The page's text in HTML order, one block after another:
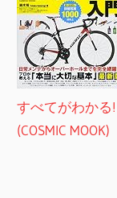
すべてがわかる
(COSMIC MOOK)